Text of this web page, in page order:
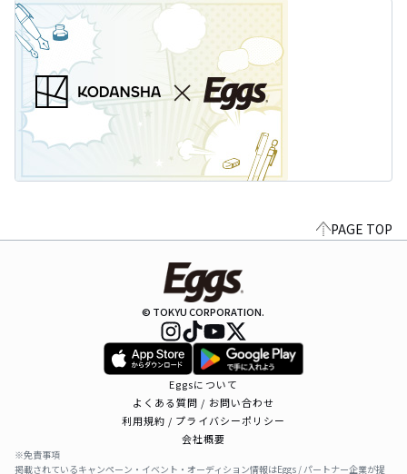
PAGE TOP
© TOKYU CORPORATION.
Eggsについて
よくある質問 / お問い合わせ
利用規約 / プライバシーポリシー
会社概要
※免責事項
掲載されているキャンペーン・イベント・オーディション情報はEggs / パートナー企業が提